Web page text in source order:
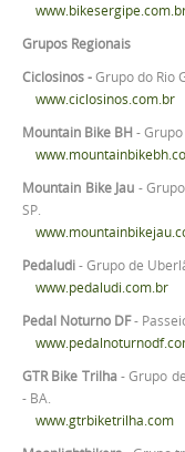
Grupos Regionais
Ciclosinos -Grupo do Rio
www.ciclosinos.com.br
Mountain Bike BH -
Mountain Bike Jau -
SP.
Pedaludi- Grupo de
www.pedaludi.com.br
Pedal Noturno DF-
GTR Bike Trilha- Grupo
- BA.
www.gtrbiketrilha.com